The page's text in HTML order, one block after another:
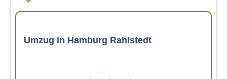
Umzug in Hamburg Rahlstedt